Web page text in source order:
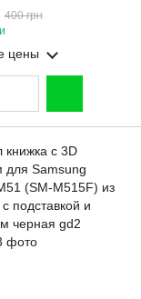
(SM-M515F) с
на самсунг м51
gd1
400 грн
цены